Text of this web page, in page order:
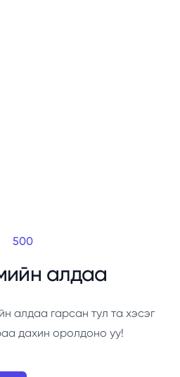
500
алдаа
алдаа гарсан тул та хэсэг
дахин оролдоно уу!